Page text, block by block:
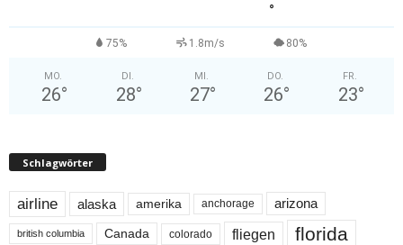
°
75% 1.8m/s 80%
MO.
26°
DI.
28°
MI.
27°
DO.
26°
FR.
23°
Schlagwörter
airline alaska amerika anchorage arizona
british columbia Canada colorado fliegen florida